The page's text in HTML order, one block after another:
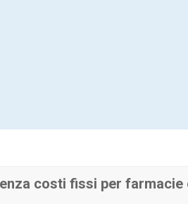
costi fissi per farmacie